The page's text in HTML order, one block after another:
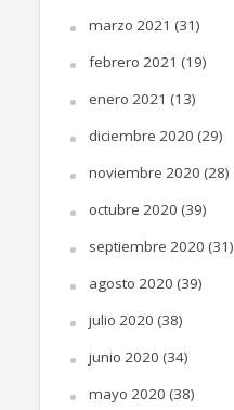
marzo 2021 (31)
febrero 2021 (19)
enero 2021 (13)
diciembre 2020 (29)
noviembre 2020 (28)
octubre 2020 (39)
septiembre 2020 (31)
agosto 2020 (39)
julio 2020 (38)
junio 2020 (34)
mayo 2020 (38)